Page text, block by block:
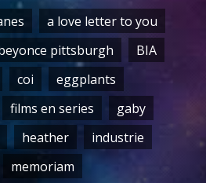
a love letter to you
pittsburgh
BIA
coi
eggplants
films en series
gaby
heather
industrie
memoriam